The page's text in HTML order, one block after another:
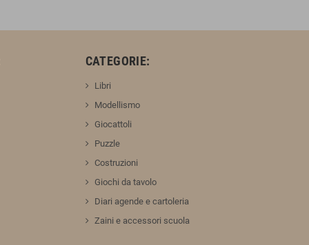
CATEGORIE:
Libri
Modellismo
Giocattoli
Puzzle
Costruzioni
Giochi da tavolo
Diari agende e cartoleria
Zaini e accessori scuola